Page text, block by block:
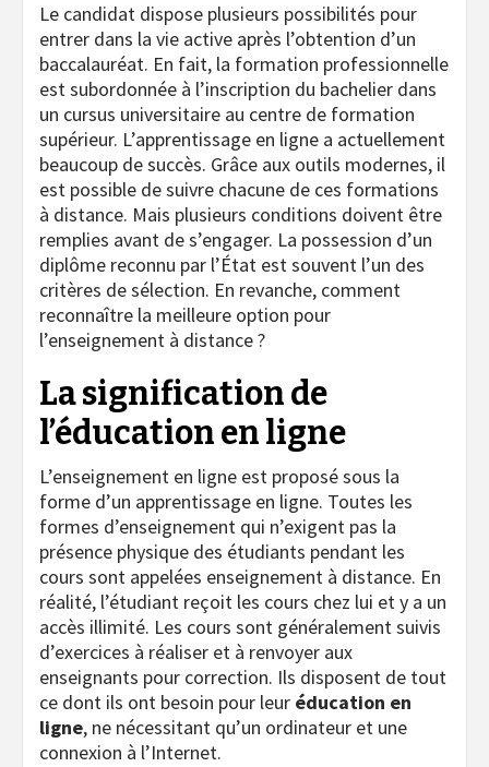
Le candidat dispose plusieurs possibilités pour
entrer dans la vie active après l’obtention d’un
baccalauréat. En fait, la formation professionnelle
est subordonnée à l’inscription du bachelier dans
un cursus universitaire au centre de formation
supérieur. L’apprentissage en ligne a actuellement
beaucoup de succès. Grâce aux outils modernes, il
est possible de suivre chacune de ces formations
à distance. Mais plusieurs conditions doivent être
remplies avant de s’engager. La possession d’un
diplôme reconnu par l’État est souvent l’un des
critères de sélection. En revanche, comment
reconnaître la meilleure option pour
l’enseignement à distance ?
La signification de
l’éducation en ligne
L’enseignement en ligne est proposé sous la
forme d’un apprentissage en ligne. Toutes les
formes d’enseignement qui n’exigent pas la
présence physique des étudiants pendant les
cours sont appelées enseignement à distance. En
réalité, l’étudiant reçoit les cours chez lui et y a un
accès illimité. Les cours sont généralement suivis
d’exercices à réaliser et à renvoyer aux
enseignants pour correction. Ils disposent de tout
ce dont ils ont besoin pour leur éducation en
ligne, ne nécessitant qu’un ordinateur et une
connexion à l’Internet.